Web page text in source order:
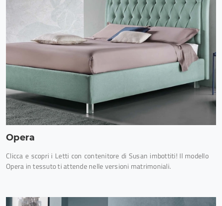
Opera
Clicca e scopri i Letti con contenitore di Susan imbottiti! Il modello
Opera in tessuto ti attende nelle versioni matrimoniali.